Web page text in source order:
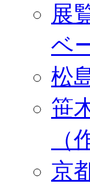
展
ベ
松
笹
（
京